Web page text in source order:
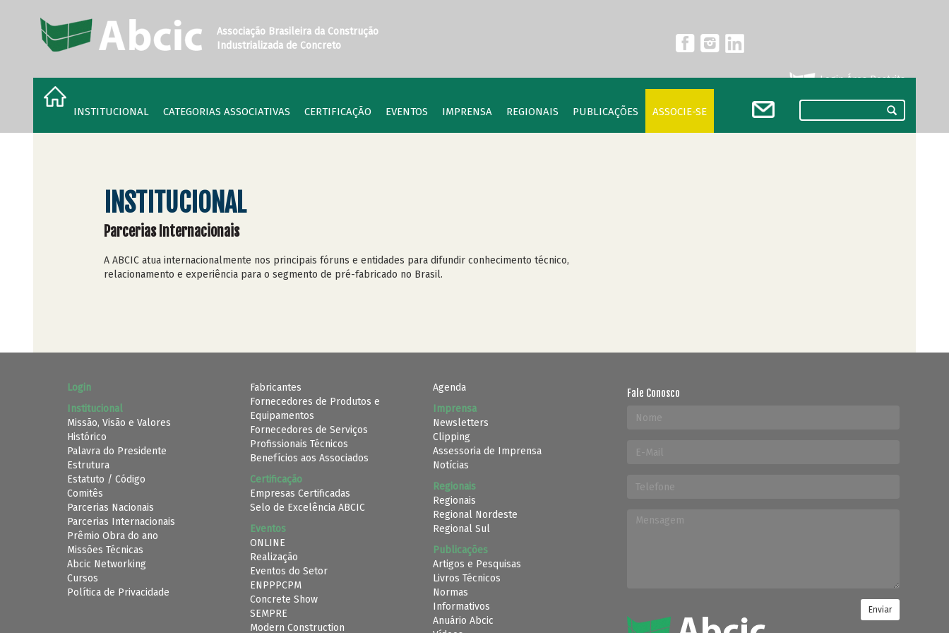
Associação Brasileira da Construção
Industrializada de Concreto
Login Área Restrita
INSTITUCIONAL CATEGORIAS ASSOCIATIVAS CERTIFICAÇÃO EVENTOS IMPRENSA REGIONAIS PUBLICAÇÕES ASSOCIE-SE
INSTITUCIONAL
Parcerias Internacionais
A ABCIC atua internacionalmente nos principais fóruns e entidades para difundir conhecimento técnico,
relacionamento e experiência para o segmento de pré-fabricado no Brasil.
Login
Institucional
Missão, Visão e Valores
Histórico
Palavra do Presidente
Estrutura
Estatuto / Código
Comitês
Parcerias Nacionais
Parcerias Internacionais
Prêmio Obra do ano
Missões Técnicas
Abcic Networking
Cursos
Política de Privacidade
Fabricantes
Fornecedores de Produtos e
Equipamentos
Fornecedores de Serviços
Profissionais Técnicos
Benefícios aos Associados
Certificação
Empresas Certificadas
Selo de Excelência ABCIC
Eventos
ONLINE
Realização
Eventos do Setor
ENPPPCPM
Concrete Show
SEMPRE
Modern Construction
Agenda
Imprensa
Newsletters
Clipping
Assessoria de Imprensa
Notícias
Regionais
Regionais
Regional Nordeste
Regional Sul
Publicações
Artigos e Pesquisas
Livros Técnicos
Normas
Informativos
Anuário Abcic
Fale Conosco
Enviar